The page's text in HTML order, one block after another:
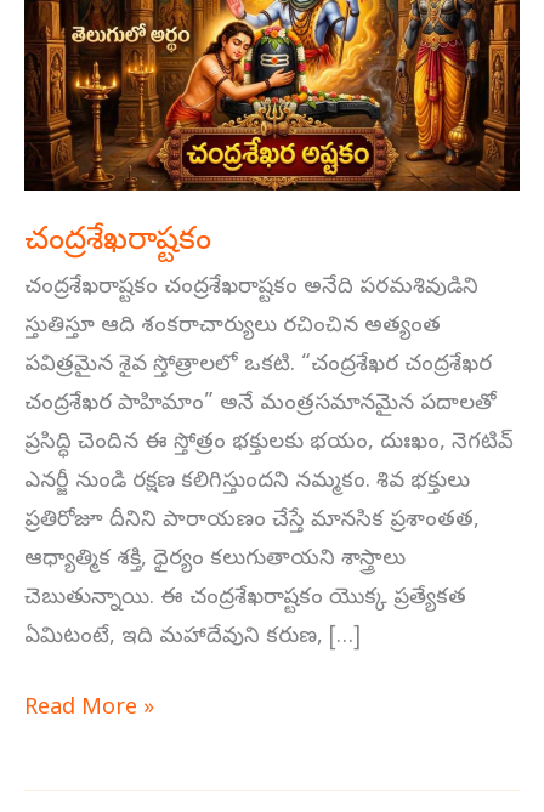
చంద్రశేఖరాష్టకం
చంద్రశేఖరాష్టకం చంద్రశేఖరాష్టకం అనేది పరమశివుడిని
స్తుతిస్తూ ఆది శంకరాచార్యులు రచించిన అత్యంత
పవిత్రమైన శైవ స్తోత్రాలలో ఒకటి. “చంద్రశేఖర చంద్రశేఖర
చంద్రశేఖర పాహిమాం” అనే మంత్రసమానమైన పదాలతో
ప్రసిద్ధి చెందిన ఈ స్తోత్రం భక్తులకు భయం, దుఃఖం, నెగటివ్
ఎనర్జీ నుండి రక్షణ కలిగిస్తుందని నమ్మకం. శివ భక్తులు
ప్రతిరోజూ దీనిని పారాయణం చేస్తే మానసిక ప్రశాంతత,
ఆధ్యాత్మిక శక్తి, ధైర్యం కలుగుతాయని శాస్త్రాలు
చెబుతున్నాయి. ఈ చంద్రశేఖరాష్టకం యొక్క ప్రత్యేకత
ఏమిటంటే, ఇది మహాదేవుని కరుణ, […]
Read More »